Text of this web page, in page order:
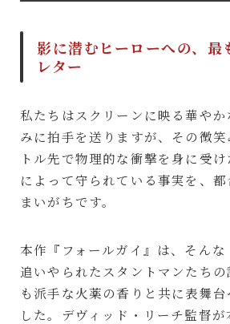
影に潜むヒーローへの、最
レター
私たちはスクリーンに映る華や
みに拍手を送りますが、その微
トル先で物理的な衝撃を身に受
によって守られている事実を、
まいがちです。
本作『フォールガイ』は、そんな
追いやられたスタントマンたち
も派手な火薬の香りと共に表舞
した。デヴィッド・リーチ監督